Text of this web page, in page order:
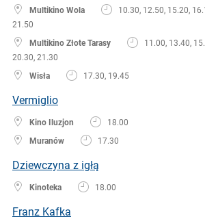
Multikino Wola
10.30, 12.50, 15.20,
21.50
Multikino Złote Tarasy
11.00, 13.40,
20.30, 21.30
Wisła
17.30, 19.45
Vermiglio
Kino Iluzjon
18.00
Muranów
17.30
Dziewczyna z igłą
Kinoteka 18.00
Franz Kafka